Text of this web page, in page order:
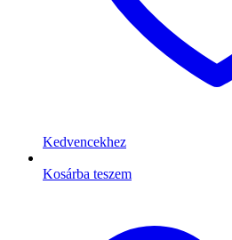
Kedvencekhez
Kosárba teszem